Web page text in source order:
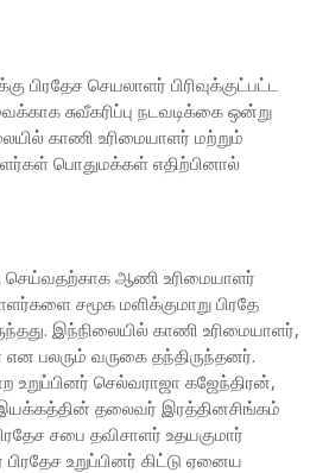
பிரதேச செயலாளர் பிரிவுக்குட்பட்ட
சுவீகரிப்பு நடவடிக்கை ஒன்று
காணி உரிமையாளர் மற்றும்
பொதுமக்கள் எதிற்பினால்
ஆணி உரிமையாளர்
சமூக மளிக்குமாறு பிரதே
இந்நிலையில் காணி உரிமையாளர்,
பலரும் வருகை தந்திருந்தனர்.
செல்வராஜா கஜேந்திரன்,
தலைவர் இரத்தினசிங்கம்
சபை தவிசாளர் உதயகுமார்
உறுப்பினர் கிட்டு ஏனைய